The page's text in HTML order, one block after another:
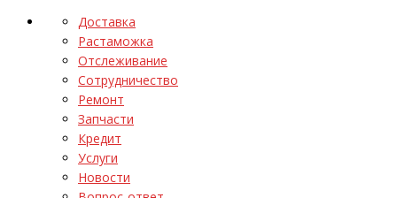
Доставка
Растаможка
Отслеживание
Сотрудничество
Ремонт
Запчасти
Кредит
Услуги
Новости